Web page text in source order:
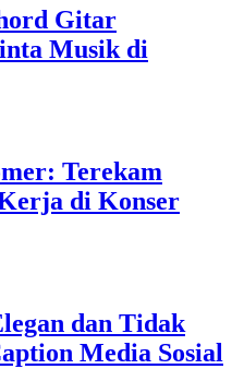
Gitar
Musik di
Terekam
di Konser
dan Tidak
Media Sosial